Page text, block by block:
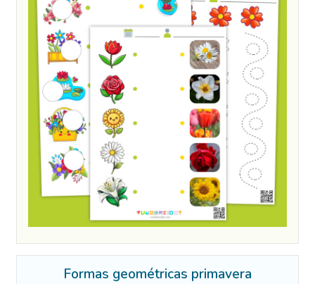
Formas geométricas primavera